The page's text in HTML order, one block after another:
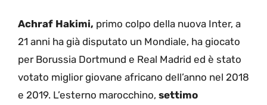
Achraf Hakimi, primo colpo della nuova Inter, a
21 anni ha già disputato un Mondiale, ha giocato
per Borussia Dortmund e Real Madrid ed è stato
votato miglior giovane africano dell’anno nel 2018
e 2019. L’esterno marocchino, settimo